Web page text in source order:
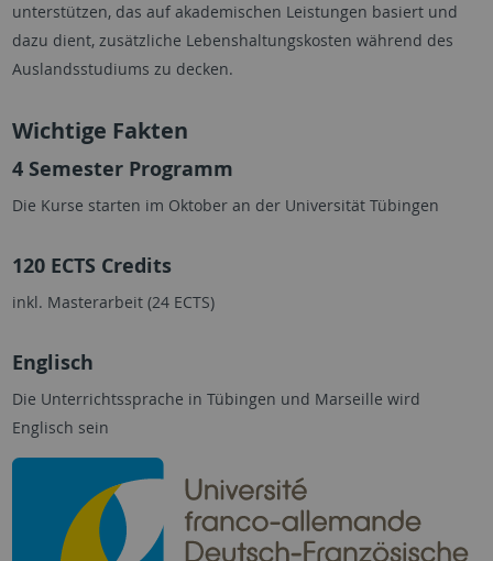
unterstützen, das auf akademischen Leistungen basiert und
dazu dient, zusätzliche Lebenshaltungskosten während des
Auslandsstudiums zu decken.
Wichtige Fakten
4 Semester Programm
Die Kurse starten im Oktober an der Universität Tübingen
120 ECTS Credits
inkl. Masterarbeit (24 ECTS)
Englisch
Die Unterrichtssprache in Tübingen und Marseille wird
Englisch sein